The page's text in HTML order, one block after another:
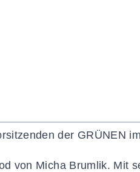
der GRÜNEN
von Micha Brumlik. Mit